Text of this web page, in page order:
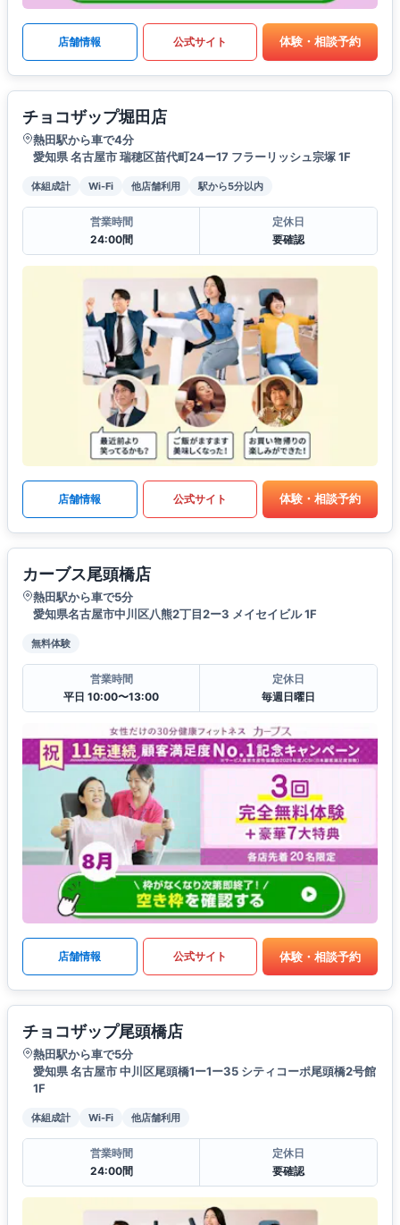
店舗情報 公式サイト 体験・相談予約
チョコザップ堀田店
熱田駅から車で4分
愛知県 名古屋市 瑞穂区苗代町24ー17 フラーリッシュ宗塚 1F
体組成計 Wi-Fi 他店舗利用 駅から5分以内
営業時間
24:00間
定休日
要確認
店舗情報 公式サイト 体験・相談予約
カーブス尾頭橋店
熱田駅から車で5分
愛知県名古屋市中川区八熊2丁目2ー3 メイセイビル 1F
無料体験
営業時間
平日 10:00〜13:00
定休日
毎週日曜日
店舗情報 公式サイト 体験・相談予約
チョコザップ尾頭橋店
熱田駅から車で5分
愛知県 名古屋市 中川区尾頭橋1ー1ー35 シティコーポ尾頭橋2号館
1F
体組成計 Wi-Fi 他店舗利用
営業時間
24:00間
定休日
要確認